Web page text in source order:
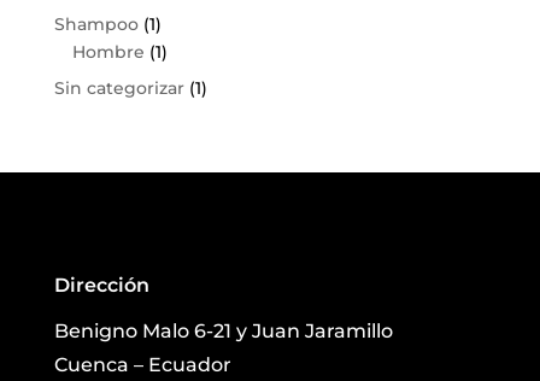
Shampoo (1)
Hombre (1)
Sin categorizar (1)
Dirección
Benigno Malo 6-21 y Juan Jaramillo
Cuenca – Ecuador